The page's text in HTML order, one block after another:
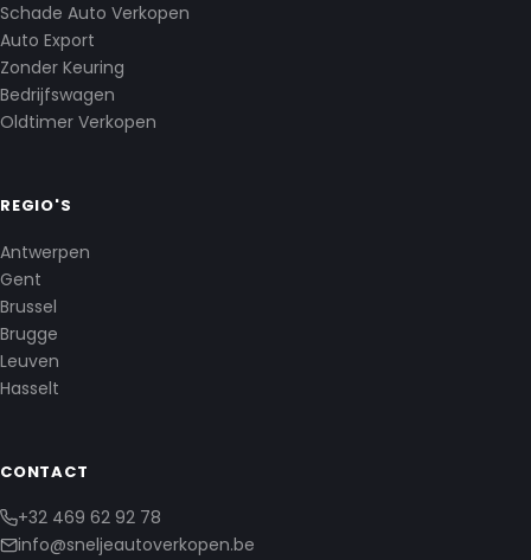
Schade Auto Verkopen
Auto Export
Zonder Keuring
Bedrijfswagen
Oldtimer Verkopen
REGIO'S
Antwerpen
Gent
Brussel
Brugge
Leuven
Hasselt
CONTACT
+32 469 62 92 78
info@sneljeautoverkopen.be